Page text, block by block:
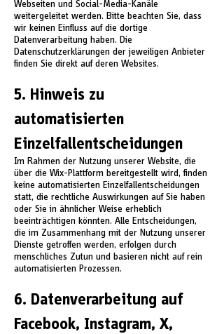
Webseiten und Social-Media-Kanäle
weitergeleitet werden. Bitte beachten Sie, dass
wir keinen Einfluss auf die dortige
Datenverarbeitung haben. Die
Datenschutzerklärungen der jeweiligen Anbieter
finden Sie direkt auf deren Websites.
5. Hinweis zu
automatisierten
Einzelfallentscheidungen
Im Rahmen der Nutzung unserer Website, die
über die Wix-Plattform bereitgestellt wird, finden
keine automatisierten Einzelfallentscheidungen
statt, die rechtliche Auswirkungen auf Sie haben
oder Sie in ähnlicher Weise erheblich
beeinträchtigen könnten. Alle Entscheidungen,
die im Zusammenhang mit der Nutzung unserer
Dienste getroffen werden, erfolgen durch
menschliches Zutun und basieren nicht auf rein
automatisierten Prozessen.
6. Datenverarbeitung auf
Facebook, Instagram, X,